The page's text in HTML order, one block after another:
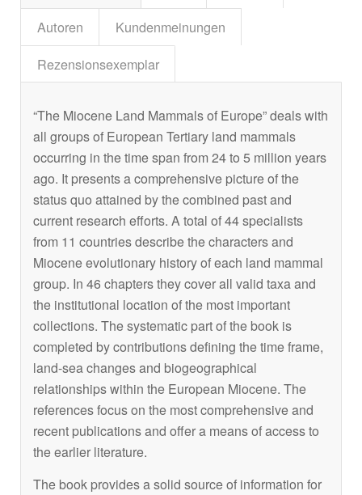
Autoren
Kundenmeinungen
Rezensionsexemplar
“The Miocene Land Mammals of Europe” deals with
all groups of European Tertiary land mammals
occurring in the time span from 24 to 5 million years
ago. It presents a comprehensive picture of the
status quo attained by the combined past and
current research efforts. A total of 44 specialists
from 11 countries describe the characters and
Miocene evolutionary history of each land mammal
group. In 46 chapters they cover all valid taxa and
the institutional location of the most important
collections. The systematic part of the book is
completed by contributions defining the time frame,
land-sea changes and biogeographical
relationships within the European Miocene. The
references focus on the most comprehensive and
recent publications and offer a means of access to
the earlier literature.
The book provides a solid source of information for